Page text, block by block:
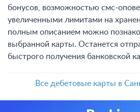
бонусов, возможностью смс-
увеличенными лимитами на
полным описанием можно
выбранной карты. Останется
быстрого получения банковской
Все дебетовые карты в